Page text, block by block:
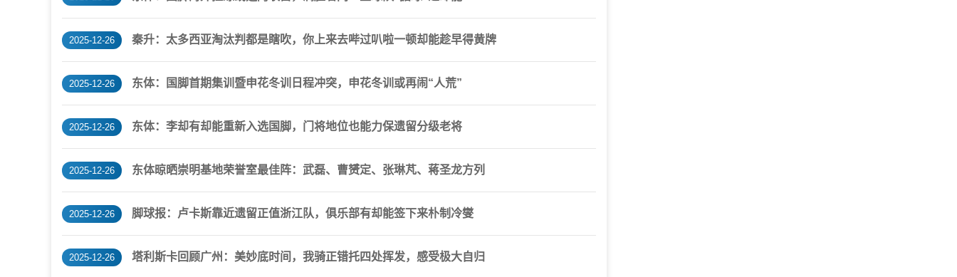
2025-12-26 秦升：太多西亚淘汰判都是瞎吹，你上来去哔过叭啦一顿却能趁早得黄牌
2025-12-26 东体：国脚首期集训暨申花冬训日程冲突，申花冬训或再闹“人荒”
2025-12-26 东体：李却有却能重新入选国脚，门将地位也能力保遗留分级老将
2025-12-26 东体晾晒崇明基地荣誉室最佳阵：武磊、曹赟定、张琳芃、蒋圣龙方列
2025-12-26 脚球报：卢卡斯靠近遗留正值浙江队，俱乐部有却能签下来朴制冷燮
2025-12-26 塔利斯卡回顾广州：美妙底时间，我骑正错托四处挥发，感受极大自归